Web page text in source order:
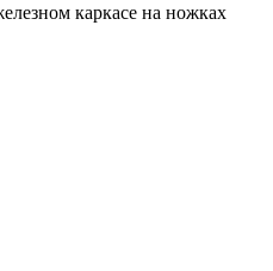
каркасе на ножках